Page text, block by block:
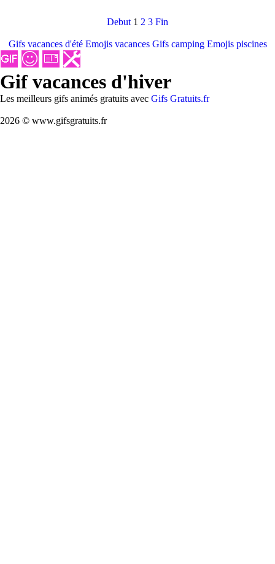
Debut 1 2 3 Fin
Gifs vacances d'été Emojis vacances Gifs camping Emojis piscines
Gif vacances d'hiver
Les meilleurs gifs animés gratuits avec Gifs Gratuits.fr
2026 © www.gifsgratuits.fr